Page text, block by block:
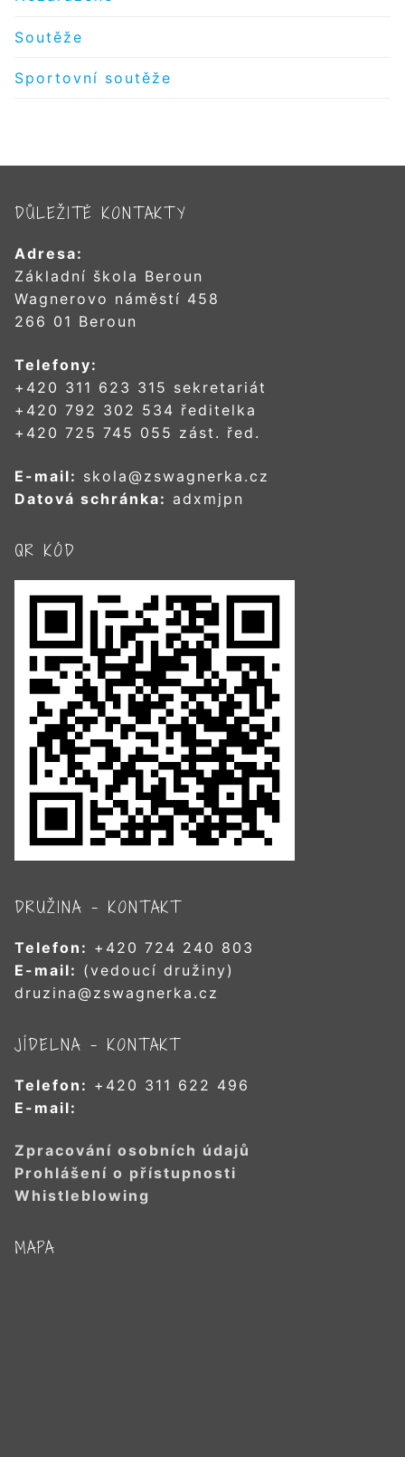
Soutěže
Sportovní soutěže
DŮLEŽITÉ KONTAKTY
Adresa:
Základní škola Beroun
Wagnerovo náměstí 458
266 01 Beroun
Telefony:
+420 311 623 315 sekretariát
+420 792 302 534 ředitelka
+420 725 745 055 zást. řed.
E-mail: skola@zswagnerka.cz
Datová schránka: adxmjpn
QR KÓD
DRUŽINA – KONTAKT
Telefon: +420 724 240 803
E-mail: (vedoucí družiny)
druzina@zswagnerka.cz
JÍDELNA – KONTAKT
Telefon: +420 311 622 496
E-mail:
Zpracování osobních údajů
Prohlášení o přístupnosti
Whistleblowing
MAPA